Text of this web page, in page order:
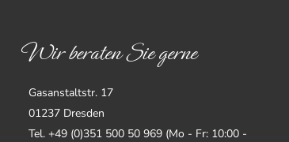
Wir beraten Sie gerne
Gasanstaltstr. 17
01237 Dresden
Tel. +49 (0)351 500 50 969 (Mo - Fr: 10:00 -